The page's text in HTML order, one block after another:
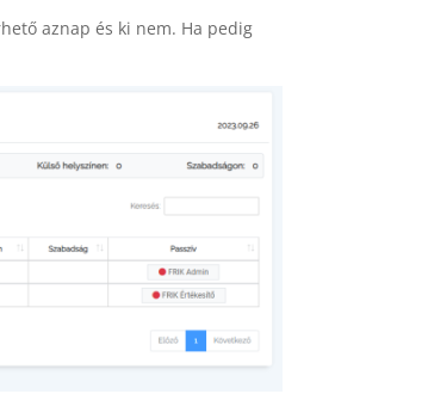
aznap és ki nem. Ha pedig